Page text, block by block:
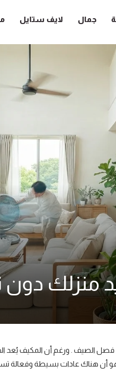
جمال لايف ستايل
منزلك
فصل الصيف . ورغم أن المكيف يُعد
هو أن هناك عادات بسيطة وفعالة